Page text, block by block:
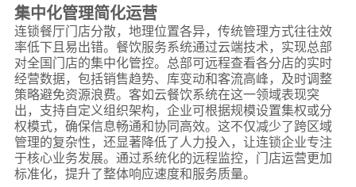
集中化管理简化运营
连锁餐厅门店分散，地理位置各异，传统管理方式往往效
率低下且易出错。餐饮服务系统通过云端技术，实现总部
对全国门店的集中化管控。总部可远程查看各分店的实时
经营数据，包括销售趋势、库变动和客流高峰，及时调整
策略避免资源浪费。客如云餐饮系统在这一领域表现突
出，支持自定义组织架构，企业可根据规模设置集权或分
权模式，确保信息畅通和协同高效。这不仅减少了跨区域
管理的复杂性，还显著降低了人力投入，让连锁企业专注
于核心业务发展。通过系统化的远程监控，门店运营更加
标准化，提升了整体响应速度和服务质量。